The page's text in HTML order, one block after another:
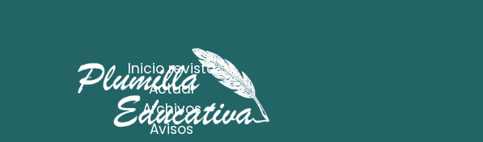
Inicio revista
Actual
Archivos
Avisos